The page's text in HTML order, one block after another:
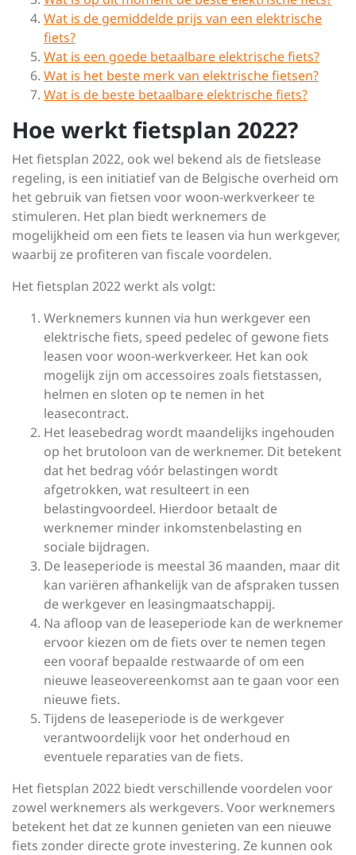
Wat is de gemiddelde prijs van een elektrische
fiets?
Wat is een goede betaalbare elektrische fiets?
Wat is het beste merk van elektrische fietsen?
Wat is de beste betaalbare elektrische fiets?
Hoe werkt fietsplan 2022?
Het fietsplan 2022, ook wel bekend als de fietslease
regeling, is een initiatief van de Belgische overheid om
het gebruik van fietsen voor woon-werkverkeer te
stimuleren. Het plan biedt werknemers de
mogelijkheid om een fiets te leasen via hun werkgever,
waarbij ze profiteren van fiscale voordelen.
Het fietsplan 2022 werkt als volgt:
Werknemers kunnen via hun werkgever een
elektrische fiets, speed pedelec of gewone fiets
leasen voor woon-werkverkeer. Het kan ook
mogelijk zijn om accessoires zoals fietstassen,
helmen en sloten op te nemen in het
leasecontract.
Het leasebedrag wordt maandelijks ingehouden
op het brutoloon van de werknemer. Dit betekent
dat het bedrag vóór belastingen wordt
afgetrokken, wat resulteert in een
belastingvoordeel. Hierdoor betaalt de
werknemer minder inkomstenbelasting en
sociale bijdragen.
De leaseperiode is meestal 36 maanden, maar dit
kan variëren afhankelijk van de afspraken tussen
de werkgever en leasingmaatschappij.
Na afloop van de leaseperiode kan de werknemer
ervoor kiezen om de fiets over te nemen tegen
een vooraf bepaalde restwaarde of om een
nieuwe leaseovereenkomst aan te gaan voor een
nieuwe fiets.
Tijdens de leaseperiode is de werkgever
verantwoordelijk voor het onderhoud en
eventuele reparaties van de fiets.
Het fietsplan 2022 biedt verschillende voordelen voor
zowel werknemers als werkgevers. Voor werknemers
betekent het dat ze kunnen genieten van een nieuwe
fiets zonder directe grote investering. Ze kunnen ook